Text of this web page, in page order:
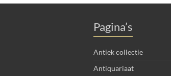
Pagina’s
Antiek collectie
Antiquariaat